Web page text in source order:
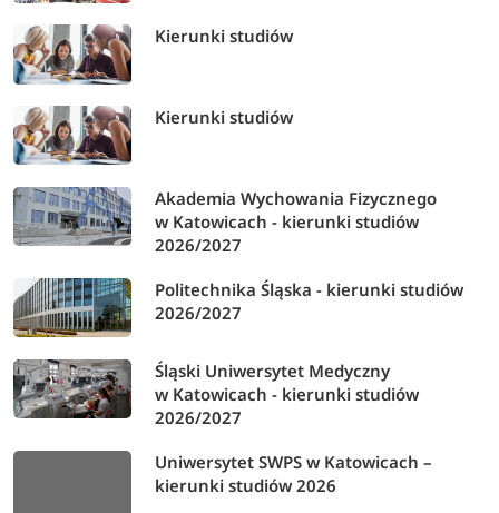
Kierunki studiów
Kierunki studiów
Akademia Wychowania Fizycznego
w Katowicach - kierunki studiów
2026/2027
Politechnika Śląska - kierunki studiów
2026/2027
Śląski Uniwersytet Medyczny
w Katowicach - kierunki studiów
2026/2027
Uniwersytet SWPS w Katowicach –
kierunki studiów 2026